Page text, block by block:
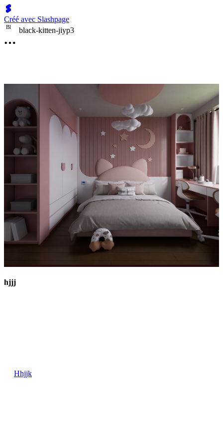
Créé avec Slashpage
Bl black-kitten-jiyp3
hjjj
Hhjjk